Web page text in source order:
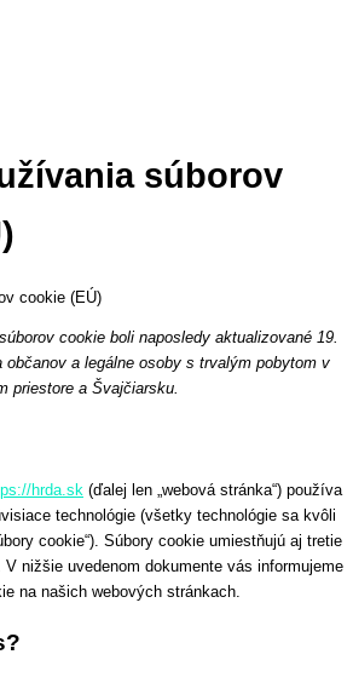
súborov
cookie (EÚ)
cookie boli naposledy aktualizované 19.
občanov a legálne osoby s trvalým pobytom v
priestore a Švajčiarsku.
hrda.sk (ďalej len „webová stránka“) používa
technológie (všetky technológie sa kvôli
cookie“). Súbory cookie umiestňujú aj tretie
nižšie uvedenom dokumente vás informujeme
na našich webových stránkach.